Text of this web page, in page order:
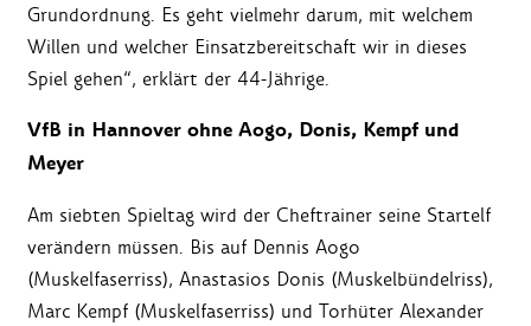
Grundordnung. Es geht vielmehr darum, mit welchem
Willen und welcher Einsatzbereitschaft wir in dieses
Spiel gehen“, erklärt der 44-Jährige.
VfB in Hannover ohne Aogo, Donis, Kempf und
Meyer
Am siebten Spieltag wird der Cheftrainer seine Startelf
verändern müssen. Bis auf Dennis Aogo
(Muskelfaserriss), Anastasios Donis (Muskelbündelriss),
Marc Kempf (Muskelfaserriss) und Torhüter Alexander